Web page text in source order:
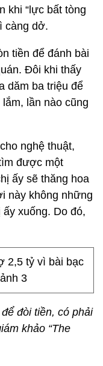
khi “lực bất tòng
càng dở.
tiền để đánh bài
Đôi khi thấy
dăm ba triệu để
lần nào cũng
nghệ thuật,
được một
ấy sẽ thăng hoa
này không những
xuống. Do đó,
đòi tiền, có phải
khảo “The